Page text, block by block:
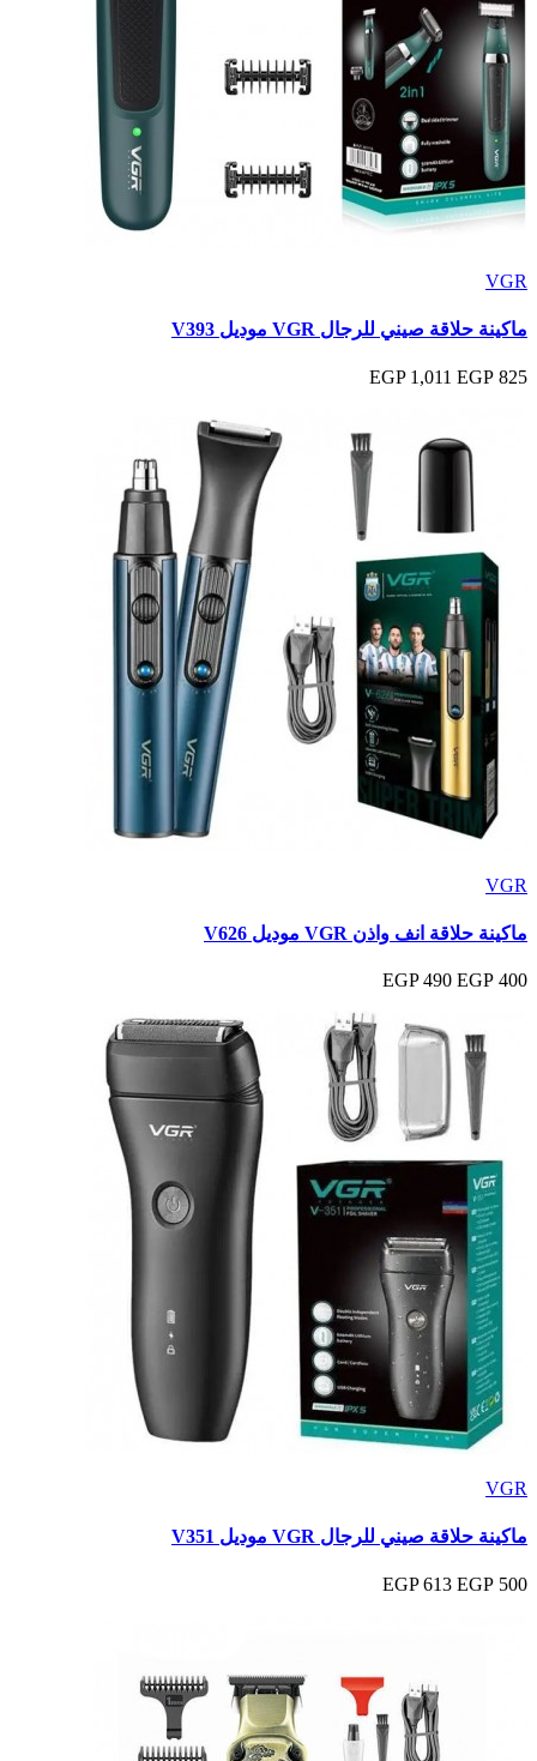
VGR
ماكينة حلاقة صيني للرجال VGR موديل V393
825 EGP
1,011 EGP
VGR
ماكينة حلاقة انف واذن VGR موديل V626
400 EGP
490 EGP
VGR
ماكينة حلاقة صيني للرجال VGR موديل V351
500 EGP
613 EGP